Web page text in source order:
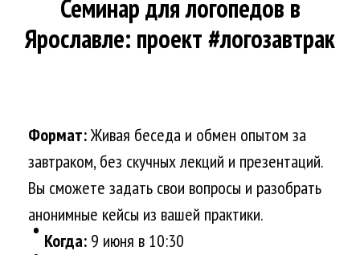
Семинар для логопедов в
Ярославле: проект #логозавтрак
Формат:Живая беседа и обмен опытом за
завтраком, без скучных лекций и презентаций.
Вы сможете задать свои вопросы и разобрать
анонимные кейсы из вашей практики.
Когда: 9 июня в 10:30